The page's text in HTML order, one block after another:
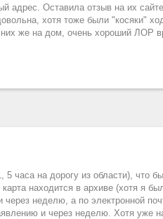
адрес. Оставила отзыв на их
хотя тоже были "косяки"
же на дом, очень хороший ЛОР
часа на дорогу из области), что
находится в архиве (хотя я
через неделю, а по электронной
и через неделю. Хотя уже